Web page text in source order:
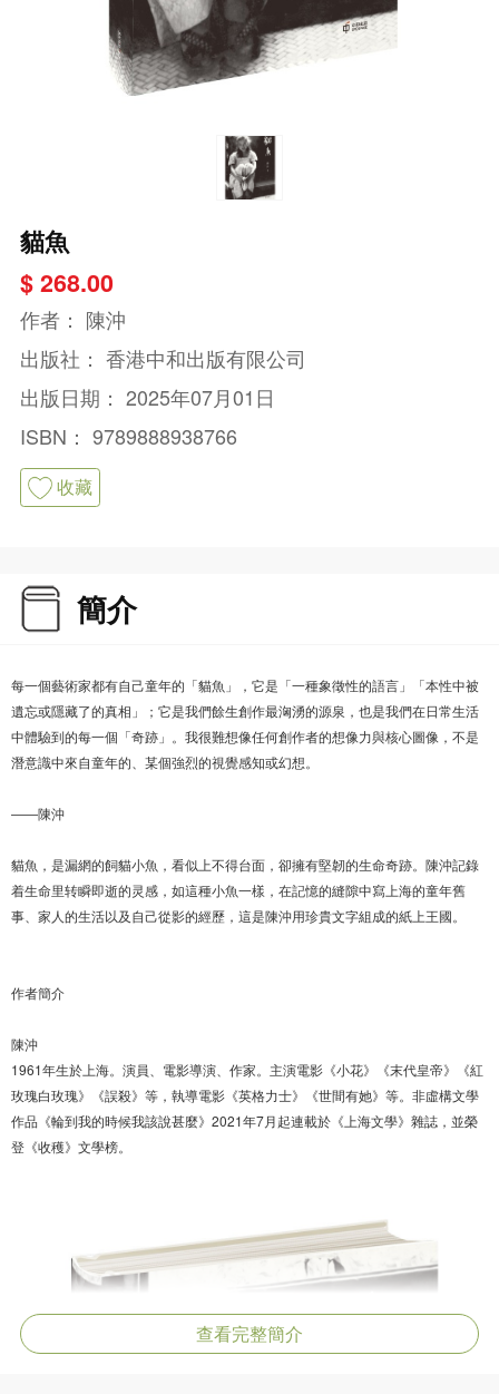
貓魚
$ 268.00
作者： 陳沖
出版社： 香港中和出版有限公司
出版日期： 2025年07月01日
ISBN： 9789888938766
收藏
簡介
每一個藝術家都有自己童年的「貓魚」，它是「一種象徵性的語言」「本性中被
遺忘或隱藏了的真相」；它是我們餘生創作最洶湧的源泉，也是我們在日常生活
中體驗到的每一個「奇跡」。我很難想像任何創作者的想像力與核心圖像，不是
潛意識中來自童年的、某個強烈的視覺感知或幻想。
――陳沖
貓魚，是漏網的飼貓小魚，看似上不得台面，卻擁有堅韌的生命奇跡。陳沖記錄
着生命里转瞬即逝的灵感，如這種小魚一樣，在記憶的縫隙中寫上海的童年舊
事、家人的生活以及自己從影的經歷，這是陳沖用珍貴文字組成的紙上王國。
作者簡介
陳沖
1961年生於上海。演員、電影導演、作家。主演電影《小花》《末代皇帝》《紅
玫瑰白玫瑰》《誤殺》等，執導電影《英格力士》《世間有她》等。非虛構文學
作品《輪到我的時候我該說甚麼》2021年7月起連載於《上海文學》雜誌，並榮
登《收穫》文學榜。
查看完整簡介